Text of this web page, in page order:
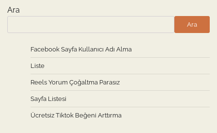
Ara
Ara
Facebook Sayfa Kullanıcı Adı Alma
Liste
Reels Yorum Çoğaltma Parasız
Sayfa Listesi
Ücretsiz Tiktok Beğeni Arttırma